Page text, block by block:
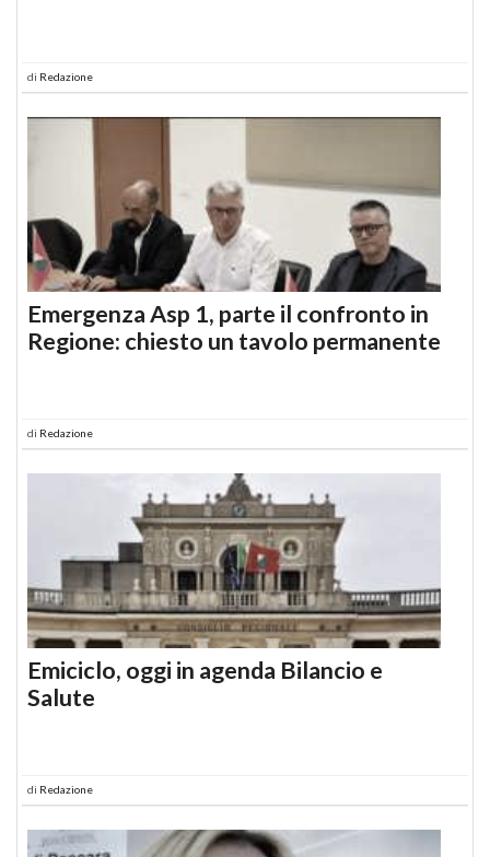
di Redazione
Emergenza Asp 1, parte il confronto in
Regione: chiesto un tavolo permanente
di Redazione
Emiciclo, oggi in agenda Bilancio e
Salute
di Redazione